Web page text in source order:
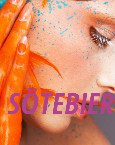
SÖTEBIER